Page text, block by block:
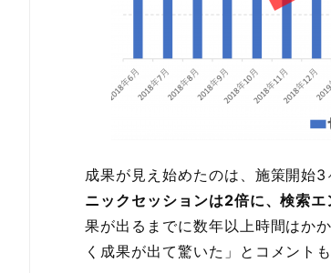
成果が見え始めたのは、施策開始3
ニックセッションは2倍に、検索
果が出るまでに数年以上時間はか
く成果が出て驚いた」とコメント